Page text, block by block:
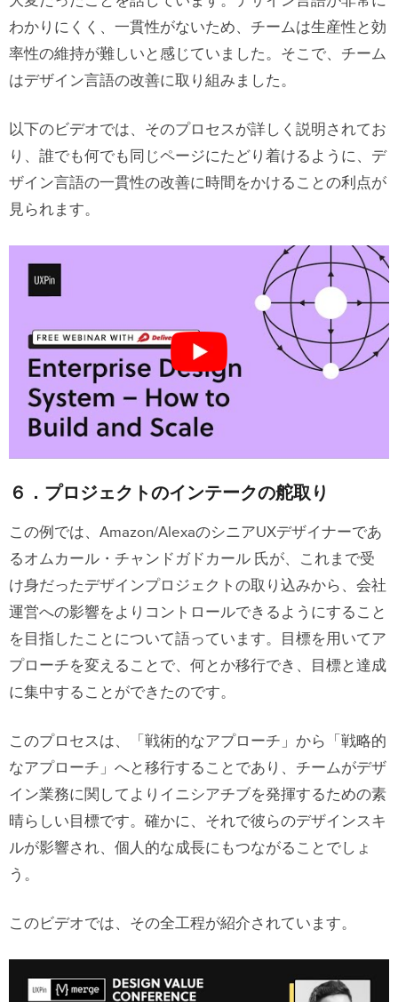
わかりにくく、一貫性がないため、チームは生産性と効
率性の維持が難しいと感じていました。そこで、チーム
はデザイン言語の改善に取り組みました。
以下のビデオでは、そのプロセスが詳しく説明されてお
り、誰でも何でも同じページにたどり着けるように、デ
ザイン言語の一貫性の改善に時間をかけることの利点が
見られます。
６．プロジェクトのインテークの舵取り
この例では、Amazon/AlexaのシニアUXデザイナーであ
るオムカール・チャンドガドカール 氏が、これまで受
け身だったデザインプロジェクトの取り込みから、会社
運営への影響をよりコントロールできるようにすること
を目指したことについて語っています。目標を用いてア
プローチを変えることで、何とか移行でき、目標と達成
に集中することができたのです。
このプロセスは、「戦術的なアプローチ」から「戦略的
なアプローチ」へと移行することであり、チームがデザ
イン業務に関してよりイニシアチブを発揮するための素
晴らしい目標です。確かに、それで彼らのデザインスキ
ルが影響され、個人的な成長にもつながることでしょ
う。
このビデオでは、その全工程が紹介されています。